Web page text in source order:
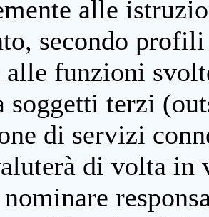
alle
secondo
alle funzioni
soggetti terzi
di servizi
di volta in